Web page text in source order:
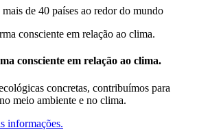
de 40 países ao redor do mundo
consciente em relação ao clima.
concretas, contribuímos para
meio ambiente e no clima.
informações.